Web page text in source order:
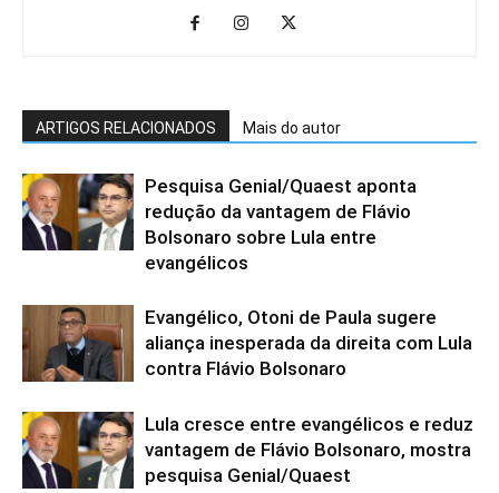
ARTIGOS RELACIONADOS Mais do autor
Pesquisa Genial/Quaest aponta
redução da vantagem de Flávio
Bolsonaro sobre Lula entre
evangélicos
Evangélico, Otoni de Paula sugere
aliança inesperada da direita com Lula
contra Flávio Bolsonaro
Lula cresce entre evangélicos e reduz
vantagem de Flávio Bolsonaro, mostra
pesquisa Genial/Quaest